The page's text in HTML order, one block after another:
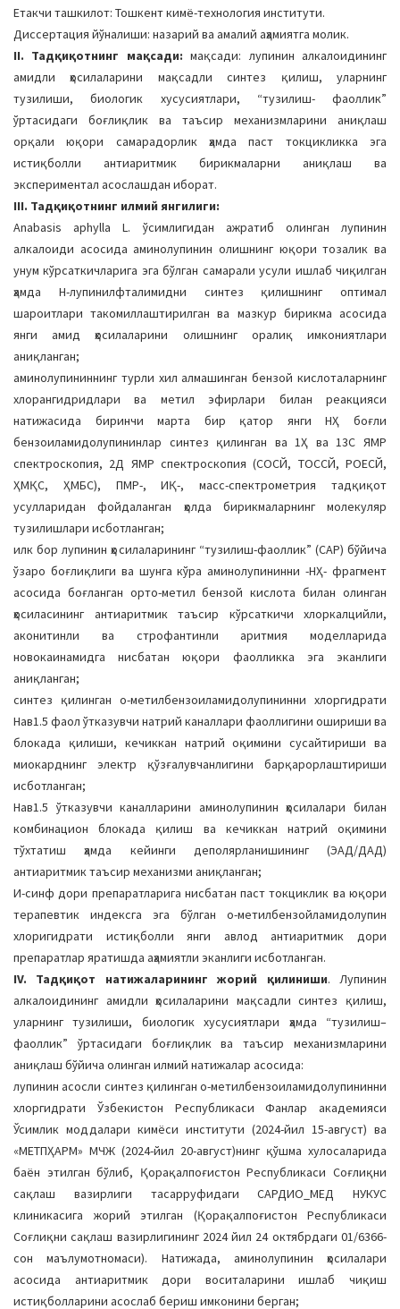
Етакчи ташкилот: Тошкент кимё-технология институти.
Диссертация йўналиши: назарий ва амалий аҳамиятга молик.
II. Тадқиқотнинг мақсади:мақсади: лупинин алкалоидининг
амидли ҳосилаларини мақсадли синтез қилиш, уларнинг
тузилиши, биологик хусусиятлари, “тузилиш- фаоллик”
ўртасидаги боғлиқлик ва таъсир механизмларини аниқлаш
орқали юқори самарадорлик ҳамда паст токцикликка эга
истиқболли антиаритмик бирикмаларни аниқлаш ва
экспериментал асослашдан иборат.
III. Тадқиқотнинг илмий янгилиги:
Anabasis aphylla L. ўсимлигидан ажратиб олинган лупинин
алкалоиди асосида аминолупинин олишнинг юқори тозалик ва
унум кўрсаткичларига эга бўлган самарали усули ишлаб чиқилган
ҳамда Н-лупинилфталимидни синтез қилишнинг оптимал
шароитлари такомиллаштирилган ва мазкур бирикма асосида
янги амид ҳосилаларини олишнинг оралиқ имкониятлари
аниқланган;
аминолупининнинг турли хил алмашинган бензой кислоталарнинг
хлорангидридлари ва метил эфирлари билан реакцияси
натижасида биринчи марта бир қатор янги НҲ боғли
бензоиламидолупининлар синтез қилинган ва 1Ҳ ва 13C ЯМР
спектроскопия, 2Д ЯМР спектроскопия (CОСЙ, ТОCСЙ, РОЕСЙ,
ҲМҚC, ҲМБC), ПМР-, ИҚ-, масс-спектрометрия тадқиқот
усулларидан фойдаланган ҳолда бирикмаларнинг молекуляр
тузилишлари исботланган;
илк бор лупинин ҳосилаларининг “тузилиш-фаоллик” (САР) бўйича
ўзаро боғлиқлиги ва шунга кўра аминолупининни -НҲ- фрагмент
асосида боғланган орто-метил бензой кислота билан олинган
ҳосиласининг антиаритмик таъсир кўрсаткичи хлоркалцийли,
аконитинли ва строфантинли аритмия моделларида
новокаинамидга нисбатан юқори фаолликка эга эканлиги
аниқланган;
синтез қилинган о-метилбензоиламидолупининни хлоргидрати
Нав1.5 фаол ўтказувчи натрий каналлари фаоллигини ошириши ва
блокада қилиши, кечиккан натрий оқимини сусайтириши ва
миокарднинг электр қўзғалувчанлигини барқарорлаштириши
исботланган;
Нав1.5 ўтказувчи каналларини аминолупинин ҳосилалари билан
комбинацион блокада қилиш ва кечиккан натрий оқимини
тўхтатиш ҳамда кейинги деполярланишининг (ЭАД/ДАД)
антиаритмик таъсир механизми аниқланган;
И-синф дори препаратларига нисбатан паст токциклик ва юқори
терапевтик индексга эга бўлган о-метилбензойламидолупин
хлоригидрати истиқболли янги авлод антиаритмик дори
препаратлар яратишда аҳамиятли эканлиги исботланган.
IV. Тадқиқот натижаларининг жорий қилиниши. Лупинин
алкалоидининг амидли ҳосилаларини мақсадли синтез қилиш,
уларнинг тузилиши, биологик хусусиятлари ҳамда “тузилиш–
фаоллик” ўртасидаги боғлиқлик ва таъсир механизмларини
аниқлаш бўйича олинган илмий натижалар асосида:
лупинин асосли синтез қилинган о-метилбензоиламидолупининни
хлоргидрати Ўзбекистон Республикаси Фанлар академияси
Ўсимлик моддалари кимёси институти (2024-йил 15-август) ва
«МЕТПҲАРМ» МЧЖ (2024-йил 20-август)нинг қўшма хулосаларида
баён этилган бўлиб, Қорақалпоғистон Республикаси Соғлиқни
сақлаш вазирлиги тасарруфидаги CАРДИО_МЕД НУКУС
клиникасига жорий этилган (Қорақалпоғистон Республикаси
Соғлиқни сақлаш вазирлигининг 2024 йил 24 октябрдаги 01/6366-
сон маълумотномаси). Натижада, аминолупинин ҳосилалари
асосида антиаритмик дори воситаларини ишлаб чиқиш
истиқболларини асослаб бериш имконини берган;